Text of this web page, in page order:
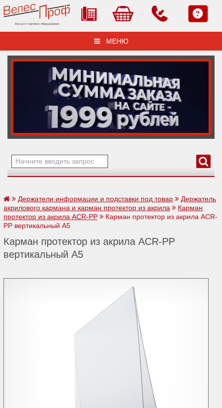
Все для торгового оборудования
МЕНЮ
Держатели информации и подставки под товар
Держатель
акрилового кармана и карман протектор из акрила
Карман
протектор из акрила ACR-PP
Карман протектор из акрила ACR-
PP вертикальный А5
Карман протектор из акрила ACR-PP
вертикальный А5